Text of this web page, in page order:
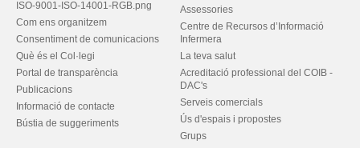
ISO-9001-ISO-14001-RGB.png
Com ens organitzem
Consentiment de comunicacions
Què és el Col·legi
Portal de transparència
Publicacions
Informació de contacte
Bústia de suggeriments
Assessories
Centre de Recursos d’Informació
Infermera
La teva salut
Acreditació professional del COIB -
DAC's
Serveis comercials
Ús d'espais i propostes
Grups